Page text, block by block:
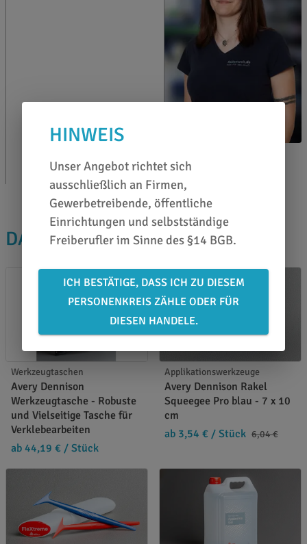
0651 46 27 79 80
DAS PASST DAZU
Werkzeugtaschen
Avery Dennison
Werkzeugtasche - Robuste
und Vielseitige Tasche für
Verklebearbeiten
ab 44,19 € / Stück
Applikationswerkzeuge
Avery Dennison Rakel
Squeegee Pro blau - 7 x 10
cm
ab 3,54 € / Stück 6,04 €
HINWEIS
Unser Angebot richtet sich
ausschließlich an Firmen,
Gewerbetreibende, öffentliche
Einrichtungen und selbstständige
Freiberufler im Sinne des §14 BGB.
ICH BESTÄTIGE, DASS ICH ZU DIESEM
PERSONENKREIS ZÄHLE ODER FÜR
DIESEN HANDELE.